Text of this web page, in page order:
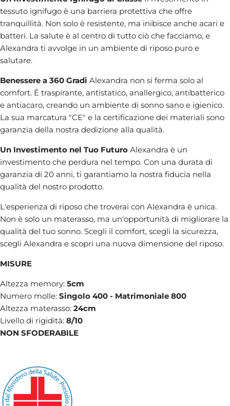
tessuto ignifugo è una barriera protettiva che offre
tranquillità. Non solo è resistente, ma inibisce anche acari e
batteri. La salute è al centro di tutto ciò che facciamo, e
Alexandra ti avvolge in un ambiente di riposo puro e
salutare.
Benessere a 360 Gradi Alexandra non si ferma solo al
comfort. È traspirante, antistatico, anallergico, antibatterico
e antiacaro, creando un ambiente di sonno sano e igienico.
La sua marcatura "CE" e la certificazione dei materiali sono
garanzia della nostra dedizione alla qualità.
Un Investimento nel Tuo Futuro Alexandra è un
investimento che perdura nel tempo. Con una durata di
garanzia di 20 anni, ti garantiamo la nostra fiducia nella
qualità del nostro prodotto.
L'esperienza di riposo che troverai con Alexandra è unica.
Non è solo un materasso, ma un'opportunità di migliorare la
qualità del tuo sonno. Scegli il comfort, scegli la sicurezza,
scegli Alexandra e scopri una nuova dimensione del riposo.
MISURE
Altezza memory: 5cm
Numero molle: Singolo 400 - Matrimoniale 800
Altezza materasso: 24cm
Livello di rigidità: 8/10
NON SFODERABILE